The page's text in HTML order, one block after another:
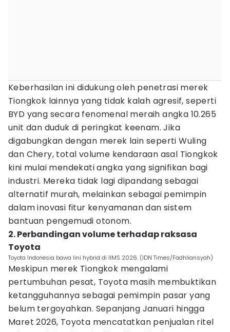
Keberhasilan ini didukung oleh penetrasi merek
Tiongkok lainnya yang tidak kalah agresif, seperti
BYD yang secara fenomenal meraih angka 10.265
unit dan duduk di peringkat keenam. Jika
digabungkan dengan merek lain seperti Wuling
dan Chery, total volume kendaraan asal Tiongkok
kini mulai mendekati angka yang signifikan bagi
industri. Mereka tidak lagi dipandang sebagai
alternatif murah, melainkan sebagai pemimpin
dalam inovasi fitur kenyamanan dan sistem
bantuan pengemudi otonom.
2. Perbandingan volume terhadap raksasa
Toyota
Toyota Indonesia bawa lini hybrid di IIMS 2026. (IDN Times/Fadhliansyah)
Meskipun merek Tiongkok mengalami
pertumbuhan pesat, Toyota masih membuktikan
ketangguhannya sebagai pemimpin pasar yang
belum tergoyahkan. Sepanjang Januari hingga
Maret 2026, Toyota mencatatkan penjualan ritel